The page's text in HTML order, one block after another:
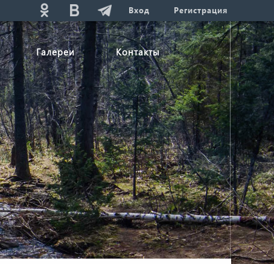
Вход Регистрация
Галереи Контакты